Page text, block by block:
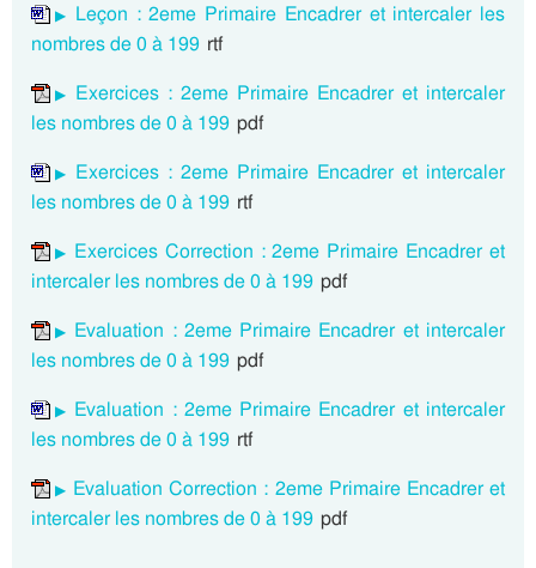
Leçon : 2eme Primaire Encadrer et intercaler les
nombres de 0 à 199 rtf
Exercices : 2eme Primaire Encadrer et intercaler
les nombres de 0 à 199 pdf
Exercices : 2eme Primaire Encadrer et intercaler
les nombres de 0 à 199 rtf
Exercices Correction : 2eme Primaire Encadrer et
intercaler les nombres de 0 à 199 pdf
Evaluation : 2eme Primaire Encadrer et intercaler
les nombres de 0 à 199 pdf
Evaluation : 2eme Primaire Encadrer et intercaler
les nombres de 0 à 199 rtf
Evaluation Correction : 2eme Primaire Encadrer et
intercaler les nombres de 0 à 199 pdf